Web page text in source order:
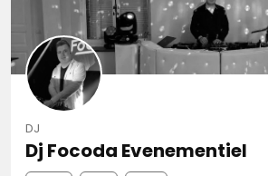
DJ
Dj Focoda Evenementiel